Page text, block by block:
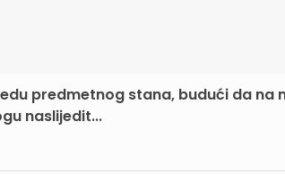
predmetnog stana, budući da na
naslijedit...